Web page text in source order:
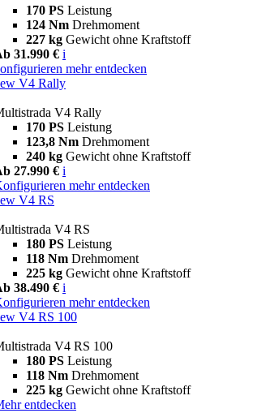
170 PS Leistung
124 Nm Drehmoment
227 kg Gewicht ohne Kraftstoff
31.990 € i
mehr entdecken
V4 Rally
V4 Rally
170 PS Leistung
123,8 Nm Drehmoment
240 kg Gewicht ohne Kraftstoff
27.990 € i
mehr entdecken
V4 RS
V4 RS
180 PS Leistung
118 Nm Drehmoment
225 kg Gewicht ohne Kraftstoff
38.490 € i
mehr entdecken
V4 RS 100
V4 RS 100
180 PS Leistung
118 Nm Drehmoment
225 kg Gewicht ohne Kraftstoff
entdecken